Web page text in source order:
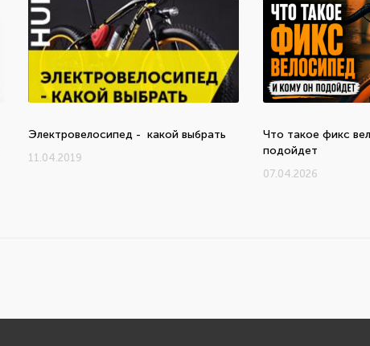
Электровелосипед - какой выбрать
11.04.2019
Что такое фикс
подойдет
07.04.2026